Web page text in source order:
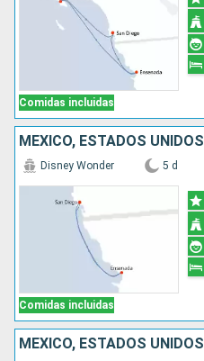
Comidas incluidas
MÉXICO, ESTADOS UNIDOS
Comidas incluidas
Disney Wonder 5 d
MÉXICO, ESTADOS UNIDOS